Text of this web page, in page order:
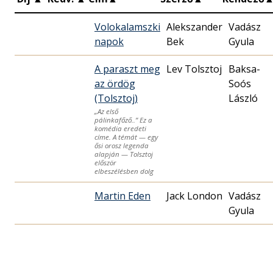
Volokalamszki
napok
Alekszander
Bek
Vadász
Gyula
A paraszt meg
az ördög
(Tolsztoj)
„Az első
pálinkafőző..” Ez a
komédia eredeti
címe. A témát — egy
ősi orosz legenda
alapján — Tolsztoj
először
elbeszélésben dolg
Lev Tolsztoj Baksa-
Soós
László
Martin Eden Jack London Vadász
Gyula